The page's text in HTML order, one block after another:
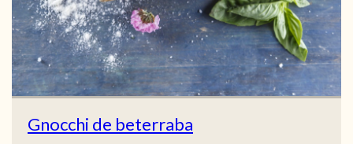
Gnocchi de beterraba